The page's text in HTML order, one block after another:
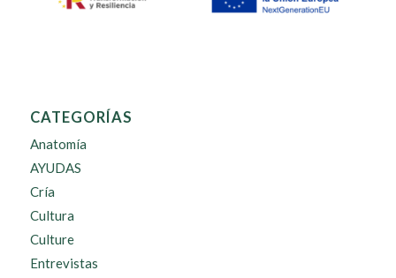
CATEGORÍAS
Anatomía
AYUDAS
Cría
Cultura
Culture
Entrevistas